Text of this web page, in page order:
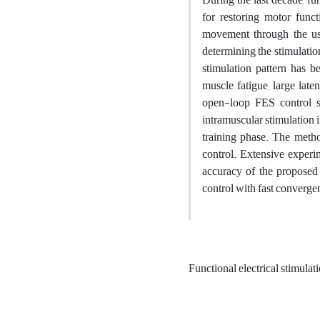
for restoring motor
movement through the
determining the
stimulation pattern has
muscle fatigue, large
open-loop FES control
intramuscular stimulation
training phase. The
control. Extensive
accuracy of the
control with fast
Functional electrical